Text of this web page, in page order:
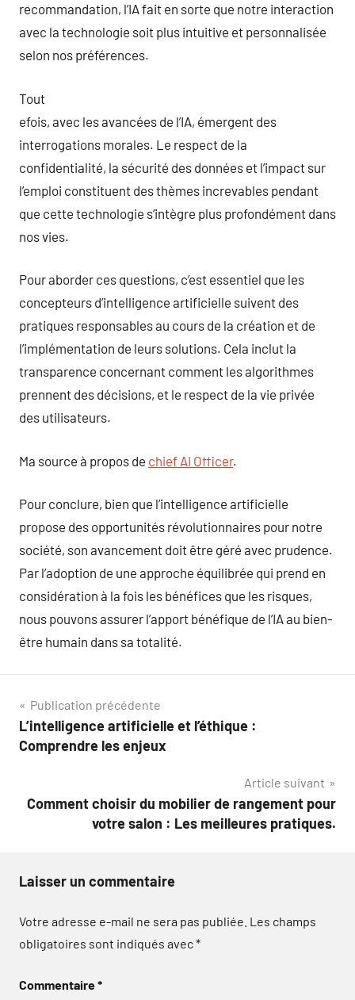
recommandation, l’IA fait en sorte que notre interaction
avec la technologie soit plus intuitive et personnalisée
selon nos préférences.
Tout
efois, avec les avancées de l’IA, émergent des
interrogations morales. Le respect de la
confidentialité, la sécurité des données et l’impact sur
l’emploi constituent des thèmes increvables pendant
que cette technologie s’intègre plus profondément dans
nos vies.
Pour aborder ces questions, c’est essentiel que les
concepteurs d’intelligence artificielle suivent des
pratiques responsables au cours de la création et de
l’implémentation de leurs solutions. Cela inclut la
transparence concernant comment les algorithmes
prennent des décisions, et le respect de la vie privée
des utilisateurs.
Ma source à propos de chief AI Officer.
Pour conclure, bien que l’intelligence artificielle
propose des opportunités révolutionnaires pour notre
société, son avancement doit être géré avec prudence.
Par l’adoption de une approche équilibrée qui prend en
considération à la fois les bénéfices que les risques,
nous pouvons assurer l’apport bénéfique de l’IA au bien-
être humain dans sa totalité.
Navigation
de
Publication précédente
L’intelligence artificielle et l’éthique :
Comprendre les enjeux
Article suivant
Comment choisir du mobilier de rangement pour
votre salon : Les meilleures pratiques.
Laisser un commentaire
Votre adresse e-mail ne sera pas publiée. Les champs
obligatoires sont indiqués avec*
Commentaire*